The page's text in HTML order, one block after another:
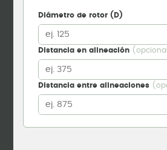
Diámetro de rotor (D)
Distancia en alineación
Distancia entre alineaciones